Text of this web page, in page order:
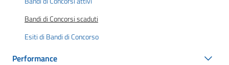
Bandi di Concorsi scaduti
Esiti di Bandi di Concorso
Performance